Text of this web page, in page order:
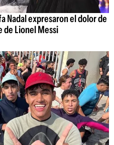
Nadal expresaron el dolor de
de Lionel Messi